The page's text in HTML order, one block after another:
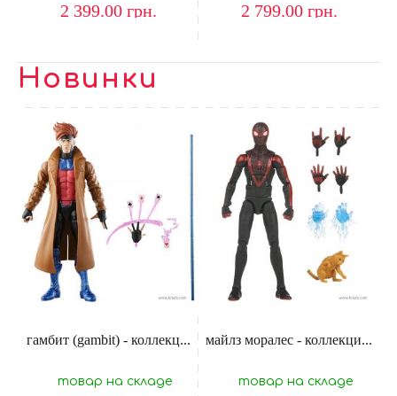
2 399.00 грн. 2 799.00 грн.
Новинки
гамбит (gambit) - коллекц...
товар на складе
майлз моралес - коллекци...
товар на складе